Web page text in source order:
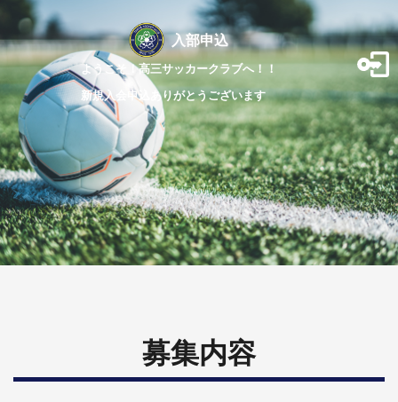
入部申込
ようこそ！高三サッカークラブへ！！
新規入会申込ありがとうございます
募集内容